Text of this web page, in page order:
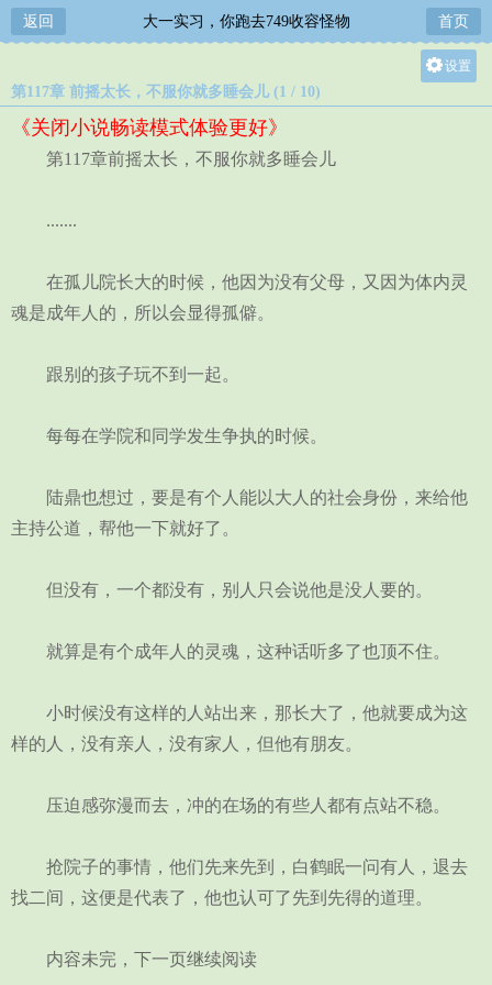
返回 大一实习，你跑去749收容怪物 首页
设置
第117章 前摇太长，不服你就多睡会儿 (1 / 10)
《关闭小说畅读模式体验更好》
第117章前摇太长，不服你就多睡会儿
.......
在孤儿院长大的时候，他因为没有父母，又因为体内灵
魂是成年人的，所以会显得孤僻。
跟别的孩子玩不到一起。
每每在学院和同学发生争执的时候。
陆鼎也想过，要是有个人能以大人的社会身份，来给他
主持公道，帮他一下就好了。
但没有，一个都没有，别人只会说他是没人要的。
就算是有个成年人的灵魂，这种话听多了也顶不住。
小时候没有这样的人站出来，那长大了，他就要成为这
样的人，没有亲人，没有家人，但他有朋友。
压迫感弥漫而去，冲的在场的有些人都有点站不稳。
抢院子的事情，他们先来先到，白鹤眠一问有人，退去
找二间，这便是代表了，他也认可了先到先得的道理。
内容未完，下一页继续阅读